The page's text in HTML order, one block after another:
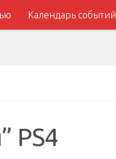
Календарь событий
PS4